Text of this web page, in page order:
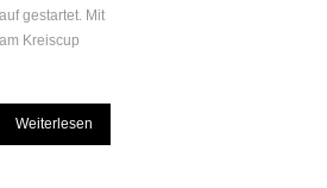
gestartet. Mit
Kreiscup
Weiterlesen